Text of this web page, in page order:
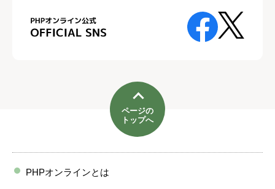
ページの
トップへ
PHPオンラインとは